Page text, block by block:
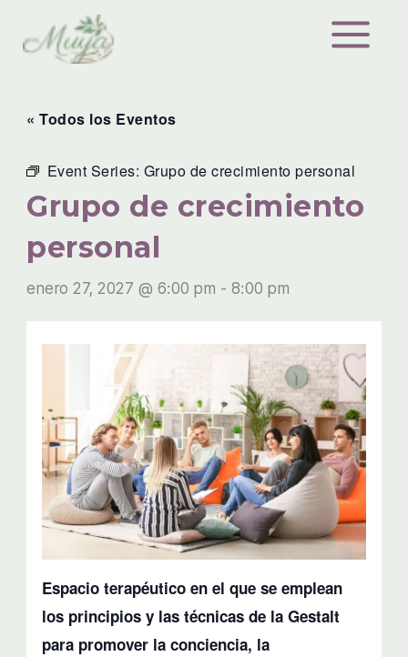
contenido
« Todos los Eventos
Event Series: Grupo de crecimiento personal
Grupo de crecimiento
personal
enero 27, 2027 @ 6:00 pm - 8:00 pm
Espacio terapéutico en el que se emplean
los principios y las técnicas de la Gestalt
para promover la conciencia, la